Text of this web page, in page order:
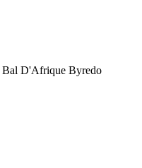
Bal D'Afrique Byredo